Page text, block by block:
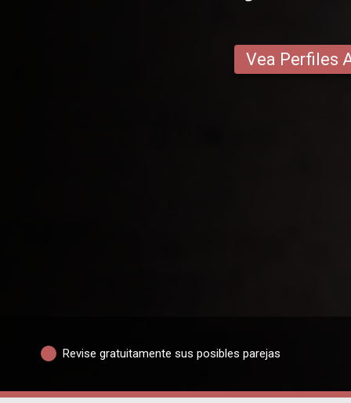
Vea Perfiles
Revise gratuitamente sus posibles parejas